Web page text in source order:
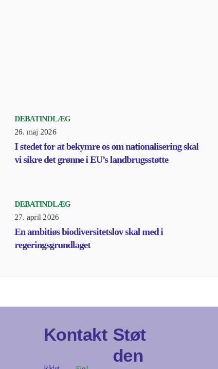
DEBATINDLÆG
26. maj 2026
I stedet for at bekymre os om nationalisering skal
vi sikre det grønne i EU’s landbrugsstøtte
DEBATINDLÆG
27. april 2026
En ambitiøs biodiversitetslov skal med i
regeringsgrundlaget
Kontakt Støt
den